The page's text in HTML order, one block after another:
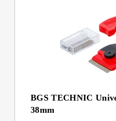
BGS TECHNIC
38mm